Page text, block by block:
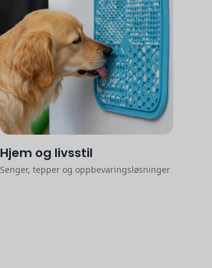
Hjem og livsstil
Senger, tepper og oppbevaringsløsninger